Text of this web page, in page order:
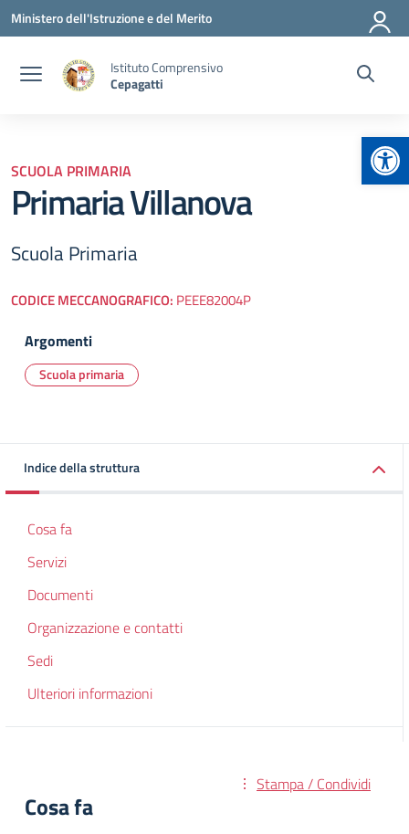
Vai ai contenuti
Vai al menu di navigazione
Vai al footer
Ministero dell'Istruzione e del Merito
Istituto Comprensivo
Cepagatti
SCUOLA PRIMARIA
Primaria Villanova
Scuola Primaria
CODICE MECCANOGRAFICO: PEEE82004P
Argomenti
Scuola primaria
Indice della struttura
Cosa fa
Servizi
Documenti
Organizzazione e contatti
Sedi
Ulteriori informazioni
Stampa / Condividi
Cosa fa